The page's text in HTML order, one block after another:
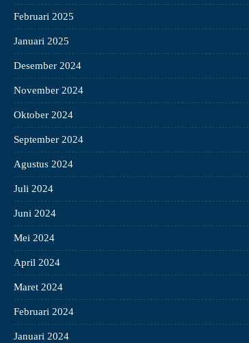
Februari 2025
Januari 2025
Desember 2024
November 2024
Oktober 2024
September 2024
Agustus 2024
Juli 2024
Juni 2024
Mei 2024
April 2024
Maret 2024
Februari 2024
Januari 2024